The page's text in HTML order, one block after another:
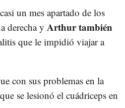
un mes apartado de los
derecha y Arthur también
que le impidió viajar a
con sus problemas en la
se lesionó el cuádriceps en